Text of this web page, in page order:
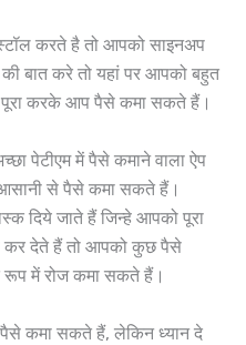
करते है तो आपको साइनअप
बात करे तो यहां पर आपको बहुत
पूरा करके आप पैसे कमा सकते हैं।
पेटीएम में पैसे कमाने वाला ऐप
से पैसे कमा सकते हैं।
दिये जाते हैं जिन्हे आपको पूरा
कर देते हैं तो आपको कुछ पैसे
में रोज कमा सकते हैं।
कमा सकते हैं, लेकिन ध्यान दे